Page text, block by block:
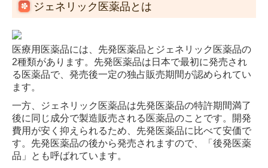
ジェネリック医薬品とは
医療用医薬品には、先発医薬品とジェネリック医薬品の
2種類があります。先発医薬品は日本で最初に発売され
る医薬品で、発売後一定の独占販売期間が認められてい
ます。
一方、ジェネリック医薬品は先発医薬品の特許期間満了
後に同じ成分で製造販売される医薬品のことです。開発
費用が安く抑えられるため、先発医薬品に比べて安価で
す。先発医薬品の後から発売されますので、「後発医薬
品」とも呼ばれています。